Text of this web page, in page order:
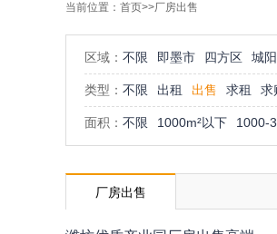
当前位置： 首页>>厂房出售
区域： 不限 即墨市 四方区 城
类型： 不限 出租 出售 求租 求
面积： 不限 1000m²以下 1000-
厂房出售